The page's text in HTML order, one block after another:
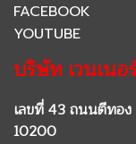
FACEBOOK
YOUTUBE
บริษัท เวนเน
เลขที่ 43 ถนนตีทอง
10200